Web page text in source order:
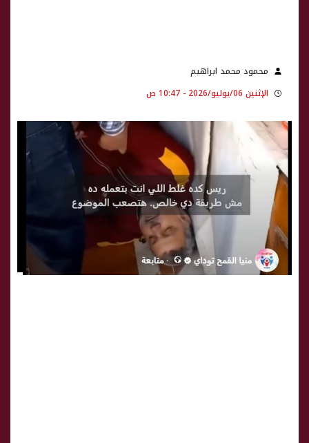
محمود محمد ابراهيم
الإثنين 06/يوليو/2026 - 10:47 ص